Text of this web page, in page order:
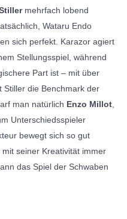
mehrfach lobend
Wataru Endo
sich perfekt. Karazor agiert
Stellungsspiel, während
Part ist – mit über
Stiller die Benchmark der
man natürlich Enzo Millot
Unterschiedsspieler
bewegt sich so gut
seiner Kreativität immer
das Spiel der Schwaben